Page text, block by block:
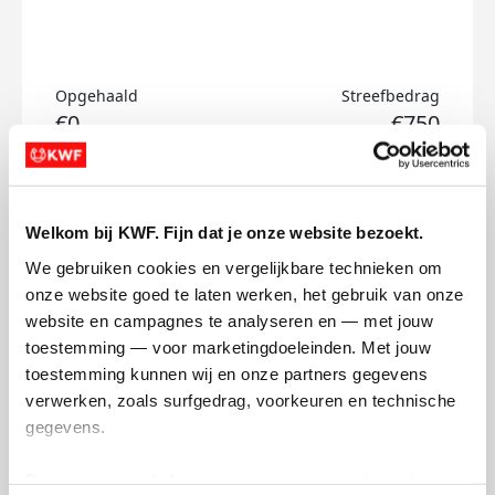
Welkom bij KWF. Fijn dat je onze website bezoekt.
We gebruiken cookies en vergelijkbare technieken om
onze website goed te laten werken, het gebruik van onze
website en campagnes te analyseren en — met jouw
toestemming — voor marketingdoeleinden. Met jouw
toestemming kunnen wij en onze partners gegevens
verwerken, zoals surfgedrag, voorkeuren en technische
gegevens.
Opgehaald
€0
Streefbedrag
€750
Doneer
Jolanda's badges